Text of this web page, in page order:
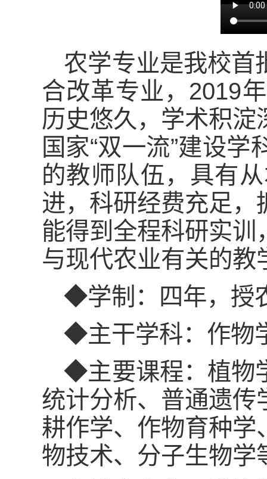
农学专业是我校首
合改革专业，2019
历史悠久，学术积
国家“双一流”建设
的教师队伍，具有
进，科研经费充足
能得到全程科研实
与现代农业有关的
◆学制：四年，授
◆主干学科：作物
◆主要课程：植物
统计分析、普通遗传
耕作学、作物育种学
物技术、分子生物学